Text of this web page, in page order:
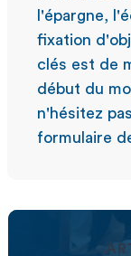
l'épargne,
fixation
clés est de
début du
n'hésitez
formulaire